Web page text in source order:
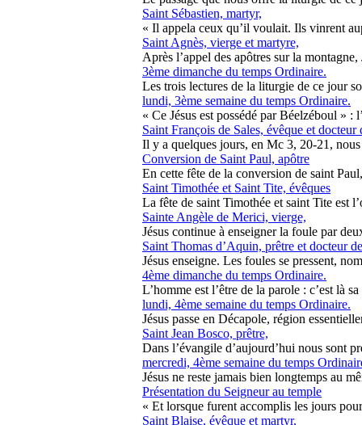
Saint Sébastien, martyr,
« Il appela ceux qu’il voulait. Ils vinrent
Saint Agnès, vierge et martyre,
Après l’appel des apôtres sur la
3ème dimanche du temps Ordinaire.
Les trois lectures de la liturgie de ce jour
lundi, 3ème semaine du temps Ordinaire.
« Ce Jésus est possédé par Béelzéboul » :
Saint François de Sales, évêque et docteur
Il y a quelques jours, en Mc 3, 20-21,
Conversion de Saint Paul, apôtre
En cette fête de la conversion de saint
Saint Timothée et Saint Tite, évêques
La fête de saint Timothée et saint Tite est
Sainte Angèle de Merici, vierge,
Jésus continue à enseigner la foule par
Saint Thomas d’Aquin, prêtre et docteur
Jésus enseigne. Les foules se pressent,
4ème dimanche du temps Ordinaire.
L’homme est l’être de la parole : c’est là
lundi, 4ème semaine du temps Ordinaire.
Jésus passe en Décapole, région
Saint Jean Bosco, prêtre,
Dans l’évangile d’aujourd’hui nous sont
mercredi, 4ème semaine du temps
Jésus ne reste jamais bien longtemps au
Présentation du Seigneur au temple
« Et lorsque furent accomplis les jours
Saint Blaise, évêque et martyr,